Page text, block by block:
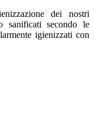
dei nostri
sanificati secondo le
igienizzati con